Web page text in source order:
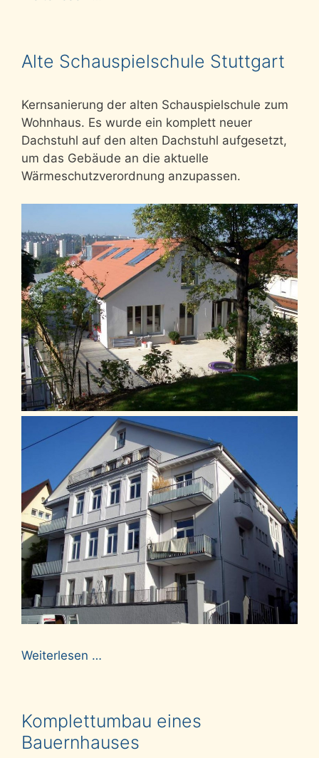
Alte Schauspielschule Stuttgart
Kernsanierung der alten Schauspielschule zum
Wohnhaus. Es wurde ein komplett neuer
Dachstuhl auf den alten Dachstuhl aufgesetzt,
um das Gebäude an die aktuelle
Wärmeschutzverordnung anzupassen.
Weiterlesen …
Komplettumbau eines
Bauernhauses